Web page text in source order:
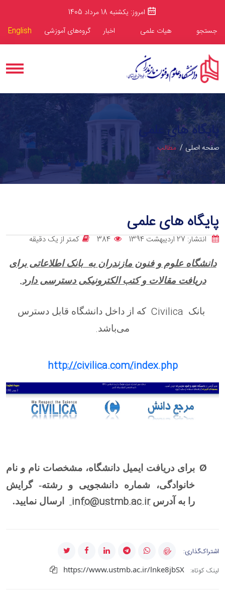
امروز: یکشنبه 18 مرداد 1405
جستجو
هیات علمی اخبار گروه‌های آموزشی English
پایگاه های علمی
صفحه اصلی مطالب
پایگاه های علمی
انتشار: 27 اردیبهشت 1394 384 کمتر از یک دقیقه
دانشگاه علوم و فنون مازندران به بانک اطلاعاتی برای
دریافت مقالات و کتب الکترونیکی دسترسی دارد.
بانک Civilica که از داخل دانشگاه قابل دسترس
می‌باشد.
http://civilica.com/index.php
Ø برای دریافت ایمیل دانشگاه، مشخصات نام و نام
خانوادگی، شماره دانشجویی و رشته- گرایش
را به آدرسinfo@ustmb.ac.ir ارسال نمایید.
اشتراک‌گذاری:
لینک کوتاه:
https://www.ustmb.ac.ir/lnke8jbSX